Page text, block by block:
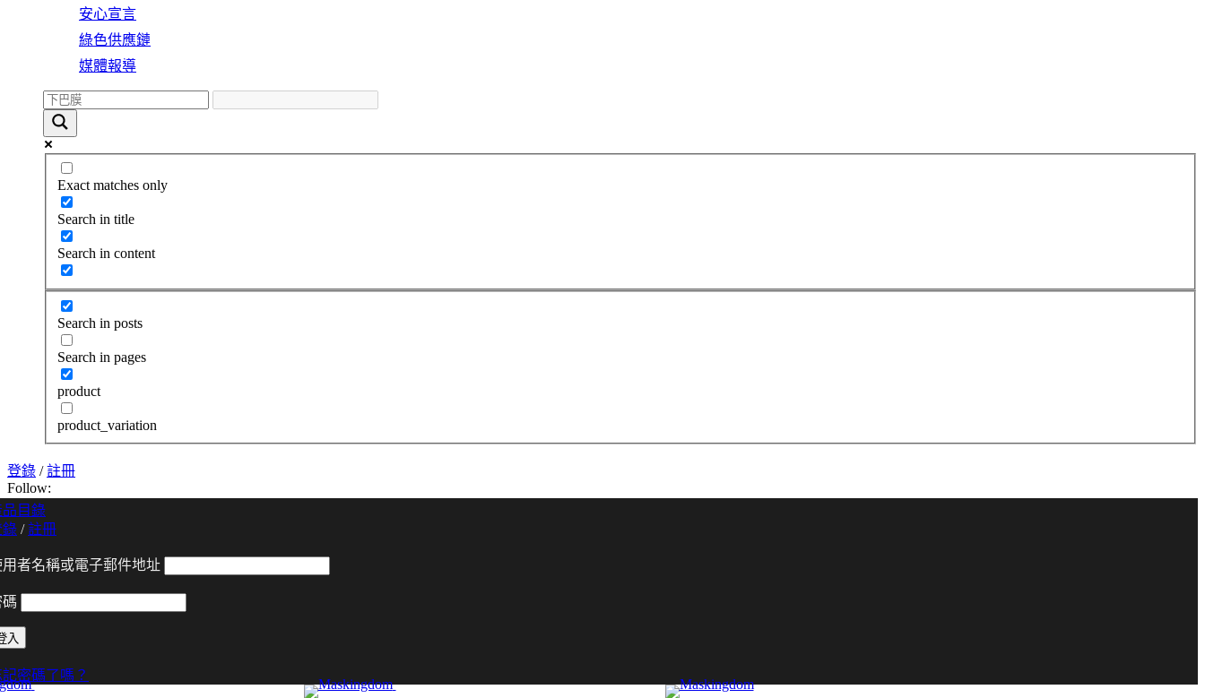
安心宣言
綠色供應鏈
媒體報導
Exact matches only
Search in title
Search in content
Search in posts
Search in pages
product
product_variation
登錄 /註冊
Follow:
品目錄
錄 /註冊
用者名稱或電子郵件地址
密碼了嗎？